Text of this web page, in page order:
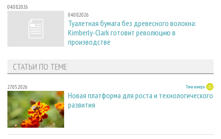
04.08.2026
04.08.2026
Туалетная бумага без древесного волокна:
Kimberly-Clark готовит революцию в
производстве
СТАТЬИ ПО ТЕМЕ
27.05.2026 Тема номера
Новая платформа для роста и технологического
развития